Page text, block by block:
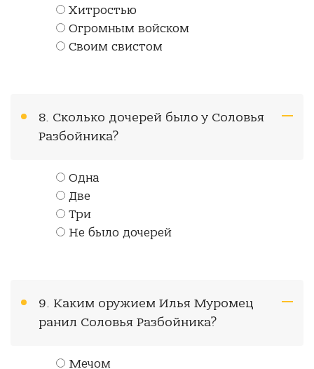
Хитростью
Огромным войском
Своим свистом
8. Сколько дочерей было у Соловья
Разбойника?
Одна
Две
Три
Не было дочерей
9. Каким оружием Илья Муромец
ранил Соловья Разбойника?
Мечом